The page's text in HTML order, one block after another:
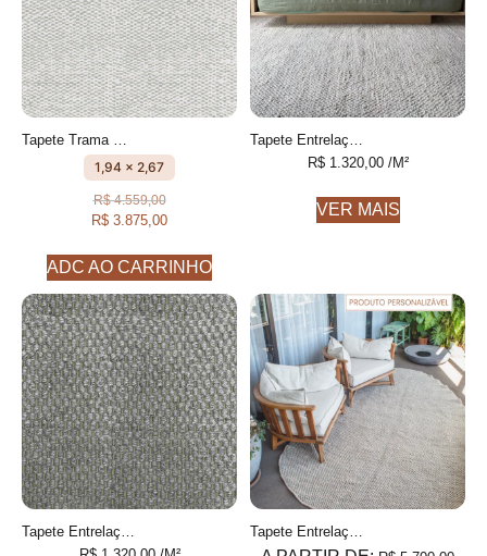
1,94 x 2,67
R$4.559,00
R$ 3.875,00
ADC AO CARRINHO
R$1.320,00/M²
VER MAIS
Tapete Entrelaço 8 Cinza e Azeitona Finas feito à mão, COM FIOS DE PET E ALGODÃO RECICLADO
Tapete Entrelaço Orgânico Personalizável Formas orgânicas, Feito à mão